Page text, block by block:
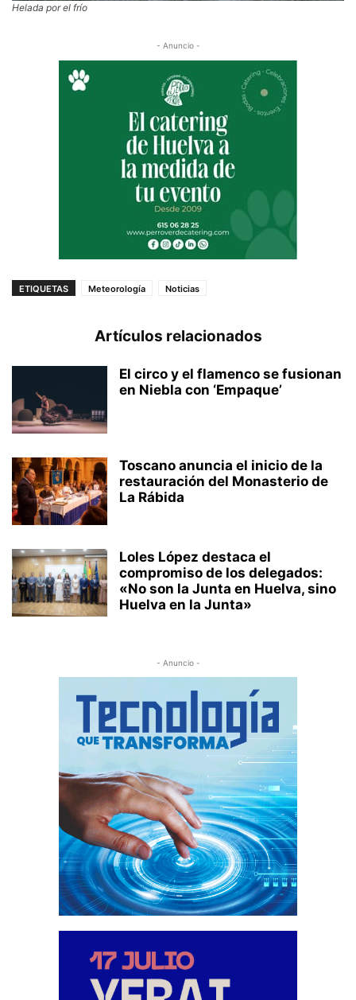
Helada por el frío
- Anuncio -
ETIQUETAS Meteorología Noticias
Artículos relacionados
El circo y el flamenco se fusionan
en Niebla con ‘Empaque’
Toscano anuncia el inicio de la
restauración del Monasterio de
La Rábida
Loles López destaca el
compromiso de los delegados:
«No son la Junta en Huelva, sino
Huelva en la Junta»
- Anuncio -